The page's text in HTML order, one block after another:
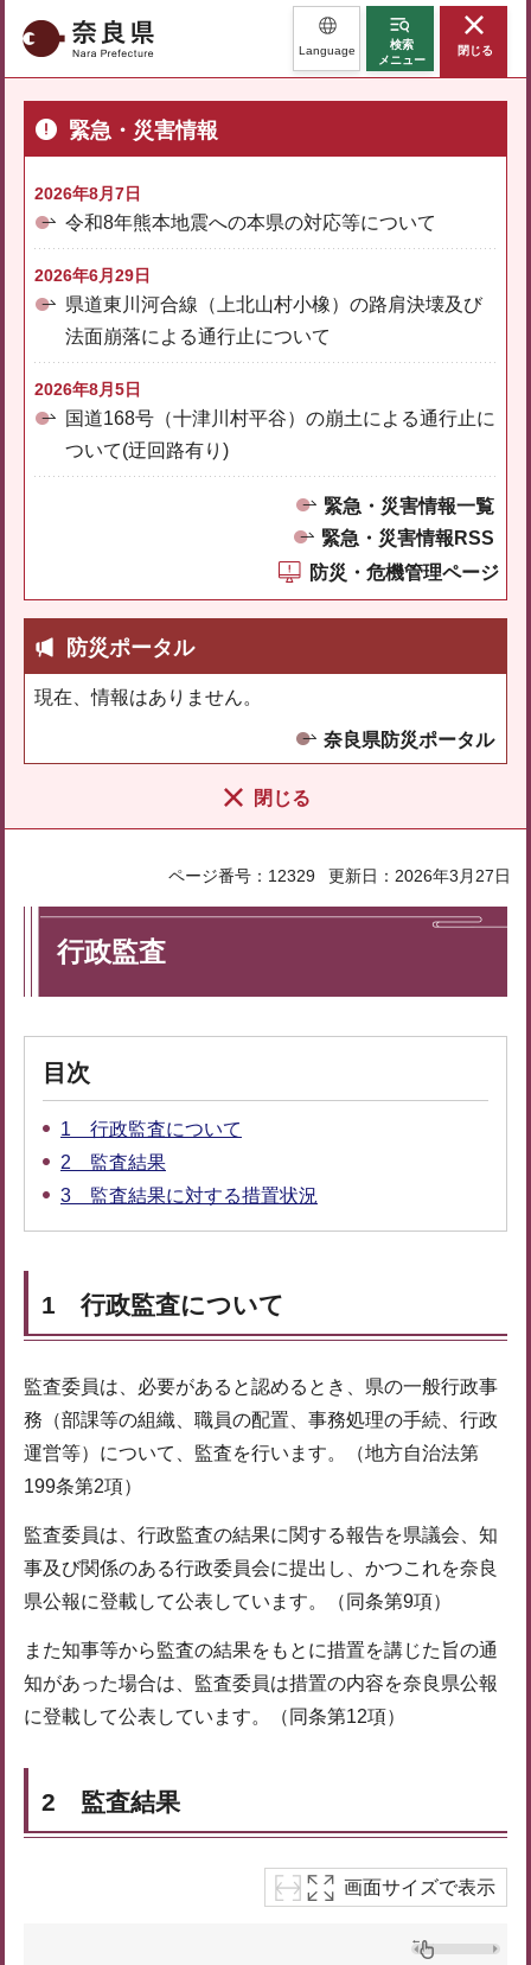
奈良県 Language
検索
メニュー
閉じる
緊急・災害情報
2026年8月7日
令和8年熊本地震への本県の対応等について
2026年6月29日
県道東川河合線（上北山村小橡）の路肩決壊及び
法面崩落による通行止について
2026年8月5日
国道168号（十津川村平谷）の崩土による通行止に
ついて(迂回路有り)
緊急・災害情報一覧
緊急・災害情報RSS
防災・危機管理ページ
防災ポータル
現在、情報はありません。
奈良県防災ポータル
閉じる
ページ番号：12329 更新日：2026年3月27日
行政監査
目次
1 行政監査について
2 監査結果
3 監査結果に対する措置状況
1 行政監査について
監査委員は、必要があると認めるとき、県の一般行政事
務（部課等の組織、職員の配置、事務処理の手続、行政
運営等）について、監査を行います。（地方自治法第
199条第2項）
監査委員は、行政監査の結果に関する報告を県議会、知
事及び関係のある行政委員会に提出し、かつこれを奈良
県公報に登載して公表しています。（同条第9項）
また知事等から監査の結果をもとに措置を講じた旨の通
知があった場合は、監査委員は措置の内容を奈良県公報
に登載して公表しています。（同条第12項）
2 監査結果
画面サイズで表示